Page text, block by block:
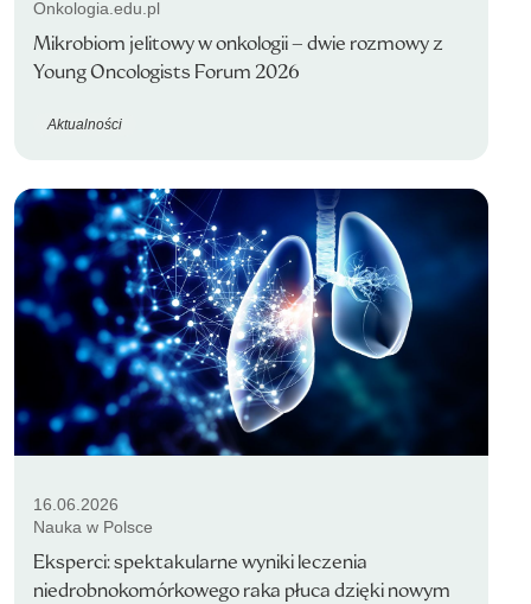
Onkologia.edu.pl
Mikrobiom jelitowy w onkologii – dwie rozmowy z
Young Oncologists Forum 2026
Aktualności
16.06.2026
Nauka w Polsce
Eksperci: spektakularne wyniki leczenia
niedrobnokomórkowego raka płuca dzięki nowym